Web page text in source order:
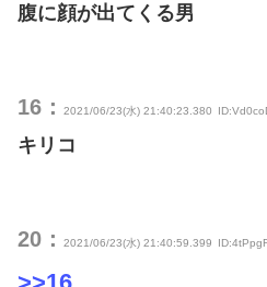
腹に顔が出てくる男
16： 2021/06/23(水) 21:40:23.380
キリコ
20： 2021/06/23(水) 21:40:59.399